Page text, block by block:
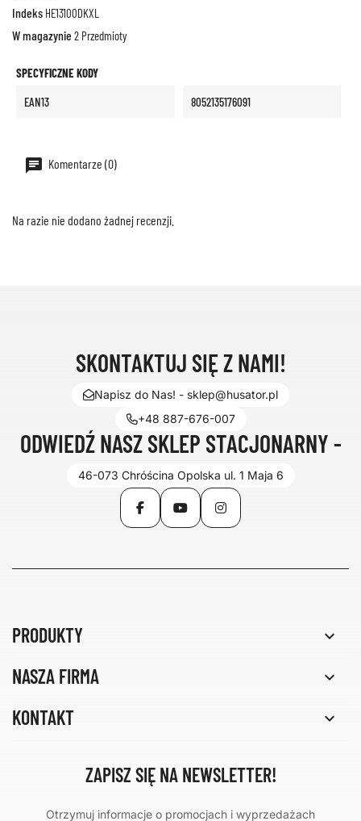
Indeks HE13100DKXL
W magazynie 2 Przedmioty
SPECYFICZNE KODY
EAN13
8052135176091
Komentarze (0)
Na razie nie dodano żadnej recenzji.
SKONTAKTUJ SIĘ Z NAMI!
Napisz do Nas! - sklep@husator.pl
+48 887-676-007
ODWIEDŹ NASZ SKLEP STACJONARNY -
46-073 Chróścina Opolska ul. 1 Maja 6
FacebookYouTubeInstagram
PRODUKTY 
NASZA FIRMA 
KONTAKT 
ZAPISZ SIĘ NA NEWSLETTER!
Otrzymuj informacje o promocjach i wyprzedażach